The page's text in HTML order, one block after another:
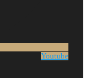
Youtube